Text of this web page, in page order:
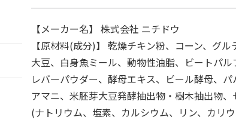
【メーカー名】 株式会社 ニチドウ
【原材料(成分)】 乾燥チキン粉、コーン、グル
大豆、白身魚ミール、動物性油脂、ビートパ
レバーパウダー、酵母エキス、ビール酵母、
アマニ、米胚芽大豆発酵抽出物・樹木抽出物
(ナトリウム、塩素、カルシウム、リン、カリ